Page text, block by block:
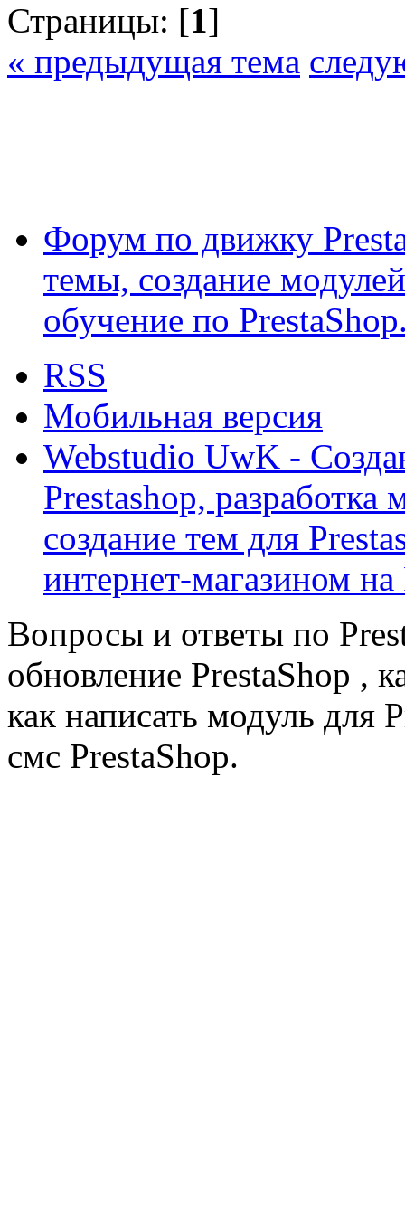
Страницы: [1]
« предыдущая тема
Форум по движку
темы, создание
обучение по
RSS
Мобильная версия
Webstudio UwK -
Prestashop, разработка
создание тем для
интернет-магазином на
Вопросы и ответы по
обновление PrestaShop ,
как написать модуль для
смс PrestaShop.